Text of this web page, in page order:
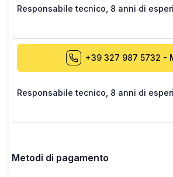
Responsabile tecnico 8 anni di
+39 327 987 5732 -
Responsabile tecnico 8 anni di
Metodi di pagamento